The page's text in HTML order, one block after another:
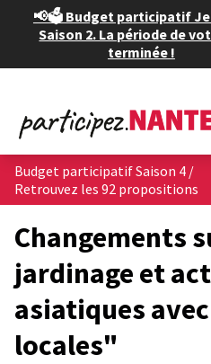
📢🗳️ Budget participatif
Saison 2. La période de
terminée !
Budget participatif Saison 4 /
Retrouvez les 92 propositions
Changements
jardinage et
asiatiques
locales"